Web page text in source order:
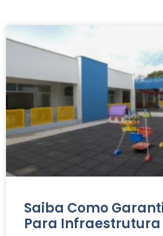
Saiba Como
Para Infraestrutura